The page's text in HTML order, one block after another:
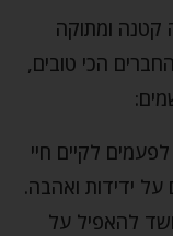
קטנה ומתוקה
הכי טובים,
לקיים חיי
על ידידות ואהבה.
להאפיל על